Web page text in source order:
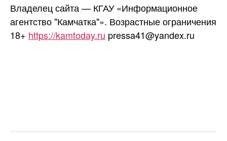
Владелец сайта — КГАУ «Информационное
агентство "Камчатка"». Возрастные ограничения
18+ https://kamtoday.ru pressa41@yandex.ru